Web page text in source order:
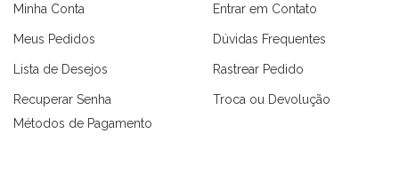
Minha Conta
Meus Pedidos
Lista de Desejos
Recuperar Senha
Entrar em Contato
Dúvidas Frequentes
Rastrear Pedido
Troca ou Devolução
Métodos de Pagamento